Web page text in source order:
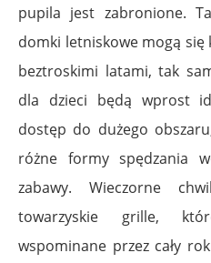
pupila jest zabronione.
domki letniskowe mogą się
beztroskimi latami, tak
dla dzieci będą wprost
dostęp do dużego
różne formy spędzania
zabawy. Wieczorne
towarzyskie grille,
wspominane przez cały